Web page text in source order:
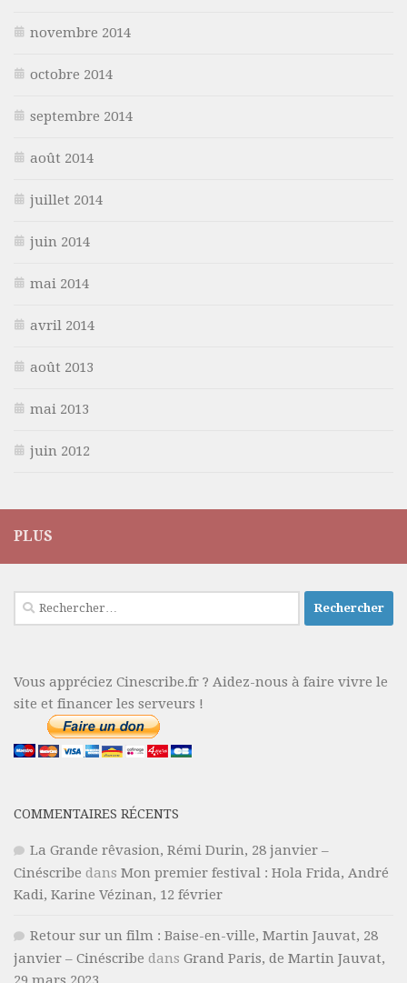
novembre 2014
octobre 2014
septembre 2014
août 2014
juillet 2014
juin 2014
mai 2014
avril 2014
août 2013
mai 2013
juin 2012
PLUS
Rechercher :
Vous appréciez Cinescribe.fr ? Aidez-nous à faire vivre le
site et financer les serveurs !
COMMENTAIRES RÉCENTS
La Grande rêvasion, Rémi Durin, 28 janvier –
Cinéscribe dans Mon premier festival : Hola Frida, André
Kadi, Karine Vézinan, 12 février
Retour sur un film : Baise-en-ville, Martin Jauvat, 28
janvier – Cinéscribe dans Grand Paris, de Martin Jauvat,